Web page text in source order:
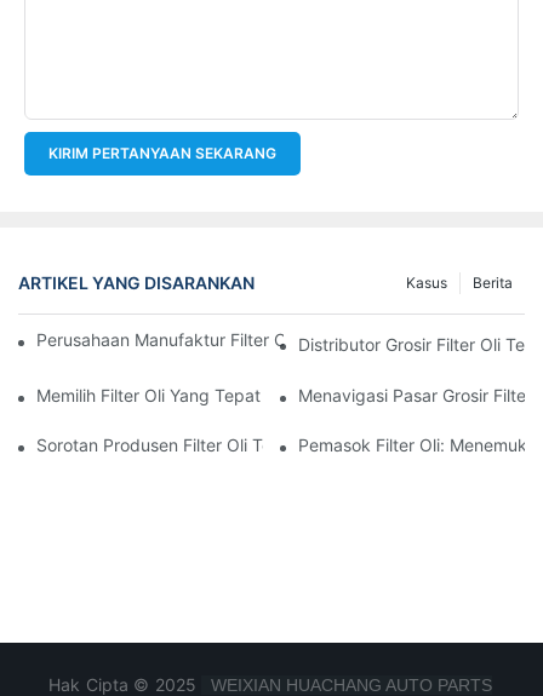
KIRIM PERTANYAAN SEKARANG
ARTIKEL YANG DISARANKAN Berita
Kasus
Perusahaan Manufaktur Filter Oli Teratas: Tinjauan
Distributor Grosir Filter Oli
Memilih Filter Oli Yang Tepat Untuk Model Kendaraan Anda:
Menavigasi Pasar Grosir Filter
Sorotan Produsen Filter Oli Terkemuka Dan Inovasi Mereka
Pemasok Filter Oli:
Hak Cipta © 2025 WEIXIAN HUACHANG AUTO PARTS